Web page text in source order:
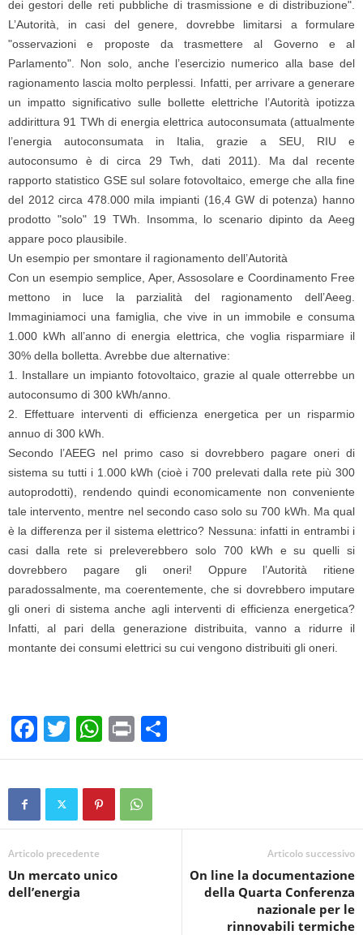
dei gestori delle reti pubbliche di trasmissione e di distribuzione".
L’Autorità, in casi del genere, dovrebbe limitarsi a formulare
"osservazioni e proposte da trasmettere al Governo e al
Parlamento". Non solo, anche l’esercizio numerico alla base del
ragionamento lascia molto perplessi. Infatti, per arrivare a generare
un impatto significativo sulle bollette elettriche l’Autorità ipotizza
addirittura 91 TWh di energia elettrica autoconsumata (attualmente
l’energia autoconsumata in Italia, grazie a SEU, RIU e
autoconsumo è di circa 29 Twh, dati 2011). Ma dal recente
rapporto statistico GSE sul solare fotovoltaico, emerge che alla fine
del 2012 circa 478.000 mila impianti (16,4 GW di potenza) hanno
prodotto "solo" 19 TWh. Insomma, lo scenario dipinto da Aeeg
appare poco plausibile.
Un esempio per smontare il ragionamento dell’Autorità
Con un esempio semplice, Aper, Assosolare e Coordinamento Free
mettono in luce la parzialità del ragionamento dell’Aeeg.
Immaginiamoci una famiglia, che vive in un immobile e consuma
1.000 kWh all’anno di energia elettrica, che voglia risparmiare il
30% della bolletta. Avrebbe due alternative:
1. Installare un impianto fotovoltaico, grazie al quale otterrebbe un
autoconsumo di 300 kWh/anno.
2. Effettuare interventi di efficienza energetica per un risparmio
annuo di 300 kWh.
Secondo l’AEEG nel primo caso si dovrebbero pagare oneri di
sistema su tutti i 1.000 kWh (cioè i 700 prelevati dalla rete più 300
autoprodotti), rendendo quindi economicamente non conveniente
tale intervento, mentre nel secondo caso solo su 700 kWh. Ma qual
è la differenza per il sistema elettrico? Nessuna: infatti in entrambi i
casi dalla rete si preleverebbero solo 700 kWh e su quelli si
dovrebbero pagare gli oneri! Oppure l’Autorità ritiene
paradossalmente, ma coerentemente, che si dovrebbero imputare
gli oneri di sistema anche agli interventi di efficienza energetica?
Infatti, al pari della generazione distribuita, vanno a ridurre il
montante dei consumi elettrici su cui vengono distribuiti gli oneri.
F
a
c
b
o
o
T
wi
tt
W
h
at
s
A
p
Pr
in
t
o
vi
Articolo precedente
Un mercato unico
dell’energia
Articolo successivo
On line la documentazione
della Quarta Conferenza
nazionale per le
rinnovabili termiche